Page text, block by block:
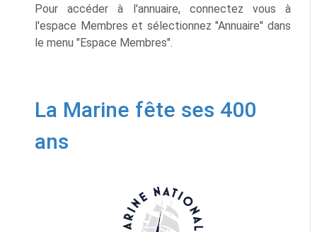
Pour accéder à l'annuaire, connectez vous à
l'espace Membres et sélectionnez "Annuaire" dans
le menu "Espace Membres".
La Marine fête ses 400
ans